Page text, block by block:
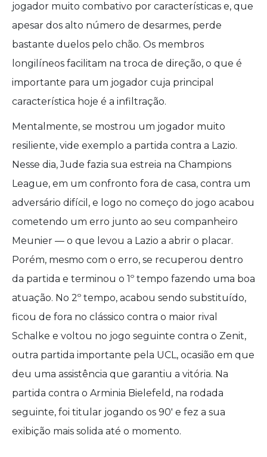
jogador muito combativo por características e, que
apesar dos alto número de desarmes, perde
bastante duelos pelo chão. Os membros
longilíneos facilitam na troca de direção, o que é
importante para um jogador cuja principal
característica hoje é a infiltração.
Mentalmente, se mostrou um jogador muito
resiliente, vide exemplo a partida contra a Lazio.
Nesse dia, Jude fazia sua estreia na Champions
League, em um confronto fora de casa, contra um
adversário difícil, e logo no começo do jogo acabou
cometendo um erro junto ao seu companheiro
Meunier — o que levou a Lazio a abrir o placar.
Porém, mesmo com o erro, se recuperou dentro
da partida e terminou o 1º tempo fazendo uma boa
atuação. No 2º tempo, acabou sendo substituído,
ficou de fora no clássico contra o maior rival
Schalke e voltou no jogo seguinte contra o Zenit,
outra partida importante pela UCL, ocasião em que
deu uma assistência que garantiu a vitória. Na
partida contra o Arminia Bielefeld, na rodada
seguinte, foi titular jogando os 90′ e fez a sua
exibição mais solida até o momento.